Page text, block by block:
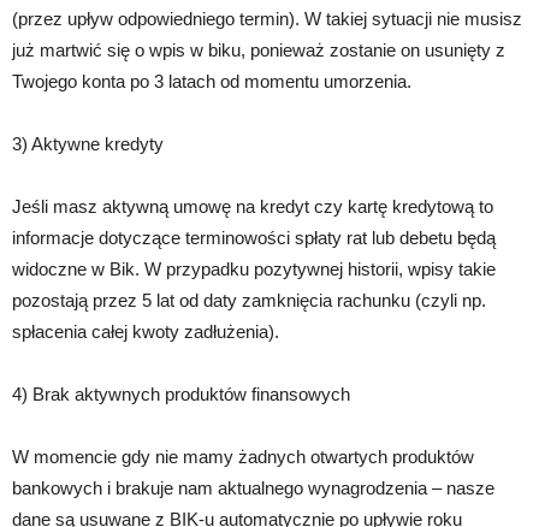
(przez upływ odpowiedniego termin). W takiej sytuacji nie musisz
już martwić się o wpis w biku, ponieważ zostanie on usunięty z
Twojego konta po 3 latach od momentu umorzenia.
3) Aktywne kredyty
Jeśli masz aktywną umowę na kredyt czy kartę kredytową to
informacje dotyczące terminowości spłaty rat lub debetu będą
widoczne w Bik. W przypadku pozytywnej historii, wpisy takie
pozostają przez 5 lat od daty zamknięcia rachunku (czyli np.
spłacenia całej kwoty zadłużenia).
4) Brak aktywnych produktów finansowych
W momencie gdy nie mamy żadnych otwartych produktów
bankowych i brakuje nam aktualnego wynagrodzenia – nasze
dane są usuwane z BIK-u automatycznie po upływie roku